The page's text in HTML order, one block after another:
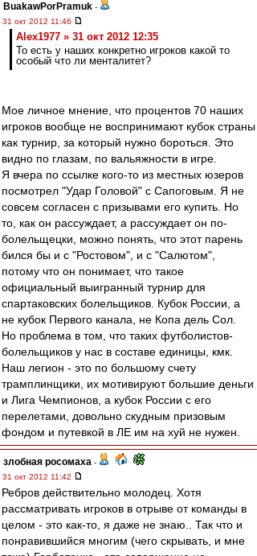
BuakawPorPramuk -
31 окт 2012 11:46
Alex1977 » 31 окт 2012 12:35
То есть у наших конкретно игроков какой то
особый что ли менталитет?
Мое личное мнение, что процентов 70 наших
игроков вообще не воспринимают кубок страны
как турнир, за который нужно бороться. Это
видно по глазам, по вальяжности в игре.
Я вчера по ссылке кого-то из местных юзеров
посмотрел "Удар Головой" с Сапоговым. Я не
совсем согласен с призывами его купить. Но
то, как он рассуждает, а рассуждает он по-
болельщецки, можно понять, что этот парень
бился бы и с "Ростовом", и с "Салютом",
потому что он понимает, что такое
официальный выигранный турнир для
спартаковских болельщиков. Кубок России, а
не кубок Первого канала, не Копа дель Сол.
Но проблема в том, что таких футболистов-
болельщиков у нас в составе единицы, кмк.
Наш легион - это по большому счету
трамплинщики, их мотивируют большие деньги
и Лига Чемпионов, а кубок России с его
перелетами, довольно скудным призовым
фондом и путевкой в ЛЕ им на хуй не нужен.
злобная росомаха -
31 окт 2012 11:42
Ребров действительно молодец. Хотя
рассматривать игроков в отрыве от команды в
целом - это как-то, я даже не знаю.. Так что и
понравившийся многим (чего скрывать, и мне